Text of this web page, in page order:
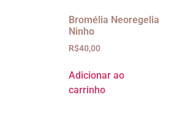
Bromélia Neoregelia
Ninho
R$40,00
Adicionar ao
carrinho